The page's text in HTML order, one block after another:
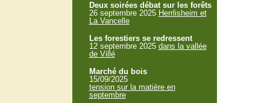
Deux soirées débat sur les forêts
26 septembre 2025 Herrlisheim et
La Vancelle
Les forestiers se redressent
12 septembre 2025 dans la vallée
de Villé
Marché du bois
15/09/2025
tension sur la matière en
septembre